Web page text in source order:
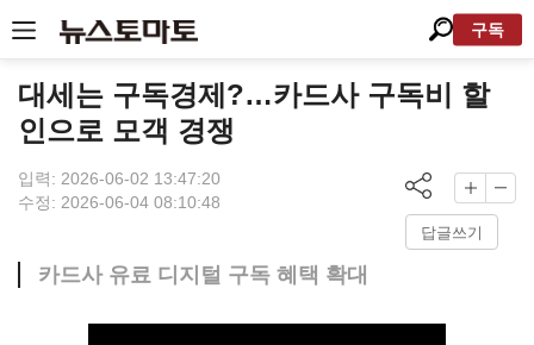
구독
대세는 구독경제?…카드사 구독비 할
인으로 모객 경쟁
입력: 2026-06-02 13:47:20
수정: 2026-06-04 08:10:48
답글쓰기
카드사 유료 디지털 구독 혜택 확대